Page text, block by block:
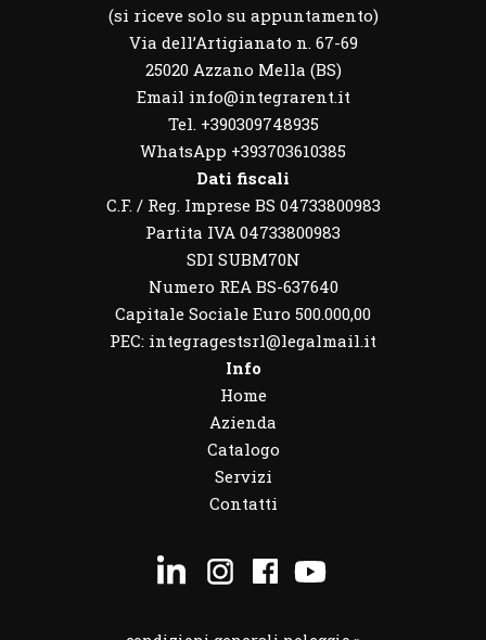
(si riceve solo su appuntamento)
Via dell’Artigianato n. 67-69
25020 Azzano Mella (BS)
Email info@integrarent.it
Tel. +390309748935
WhatsApp +393703610385
Dati fiscali
C.F. / Reg. Imprese BS 04733800983
Partita IVA 04733800983
SDI SUBM70N
Numero REA BS-637640
Capitale Sociale Euro 500.000,00
PEC: integragestsrl@legalmail.it
Info
Home
Azienda
Catalogo
Servizi
Contatti